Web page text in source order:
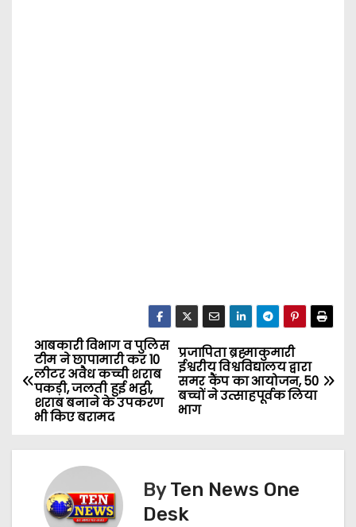
P
o
s
t
प्रजापिता ब्रह्माकुमारी
ईश्वरीय विश्वविद्यालय द्वारा
समर कैंप का आयोजन, 50
बच्चों ने उत्साहपूर्वक लिया
भाग
आबकारी विभाग व पुलिस
टीम ने छापामारी कर 10
लीटर अवैध कच्ची शराब
पकड़ी, जलती हुई भट्ठी,
शराब बनाने के उपकरण
भी किए बरामद
ByTen News One
Desk